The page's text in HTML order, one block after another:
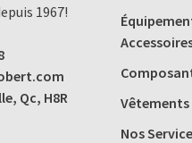
1967!
Qc, H8R
Vêtements
Nos